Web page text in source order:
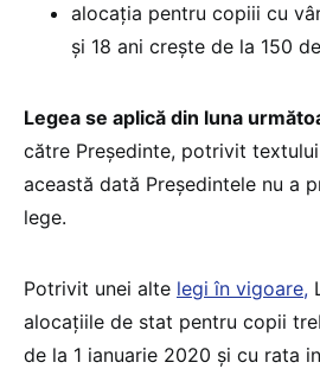
alocaţia pentru copiii cu
şi 18 ani creşte de la 150
Legea se aplică din luna
către Preşedinte, potrivit
această dată Președintele nu a
lege.
Potrivit unei alte legi în vigoare,
alocaţiile de stat pentru copii
de la 1 ianuarie 2020 şi cu rata